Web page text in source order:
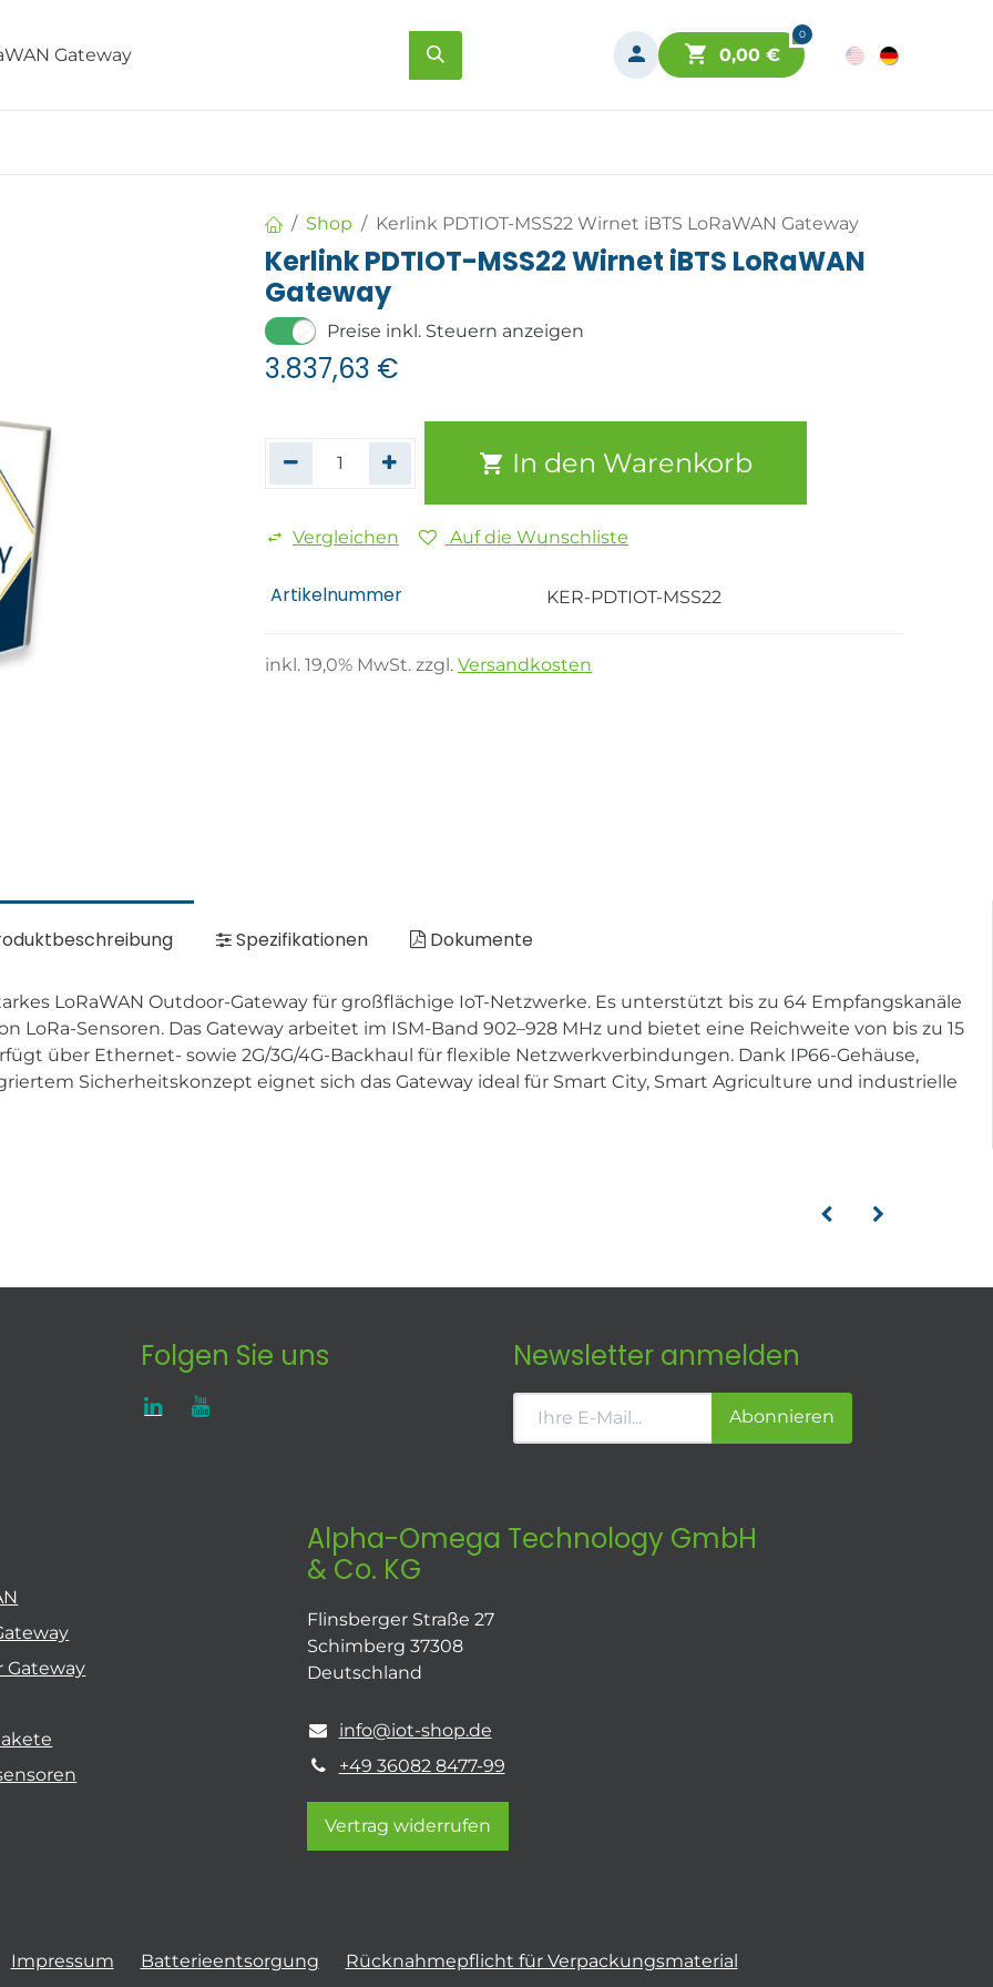
0
0,00€
Shop Kerlink PDTIOT-MSS22 Wirnet iBTS LoRaWAN Gateway
Kerlink PDTIOT-MSS22 Wirnet iBTS LoRaWAN
Gateway
Preise inkl. Steuern anzeigen
3.837,63 €
In den Warenkorb
Vergleichen Auf die Wunschliste
Artikelnummer KER-PDTIOT-MSS22
inkl. 19,0% MwSt. zzgl. Versandkosten
Spezifikationen Dokumente
LoRaWAN Outdoor-Gateway für großflächige IoT-Netzwerke. Es unterstützt bis zu 64 Empfangskanäle
Sensoren. Das Gateway arbeitet im ISM-Band 902–928 MHz und bietet eine Reichweite von bis zu 15
über Ethernet- sowie 2G/3G/4G-Backhaul für flexible Netzwerkverbindungen. Dank IP66-Gehäuse,
Sicherheitskonzept eignet sich das Gateway ideal für Smart City, Smart Agriculture und industrielle
Folgen Sie uns Newsletter anmelden
Abonnieren
Gateway
Alpha-Omega Technology GmbH
& Co. KG
Flinsberger Straße 27
Schimberg 37308
Deutschland
info@iot-shop.de
+49 36082 8477-99
Vertrag widerrufen
Impressum Batterieentsorgung Rücknahmepflicht für Verpackungsmaterial